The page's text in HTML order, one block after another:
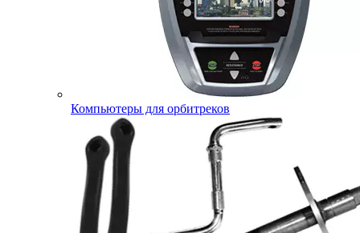
Компьютеры для орбитреков